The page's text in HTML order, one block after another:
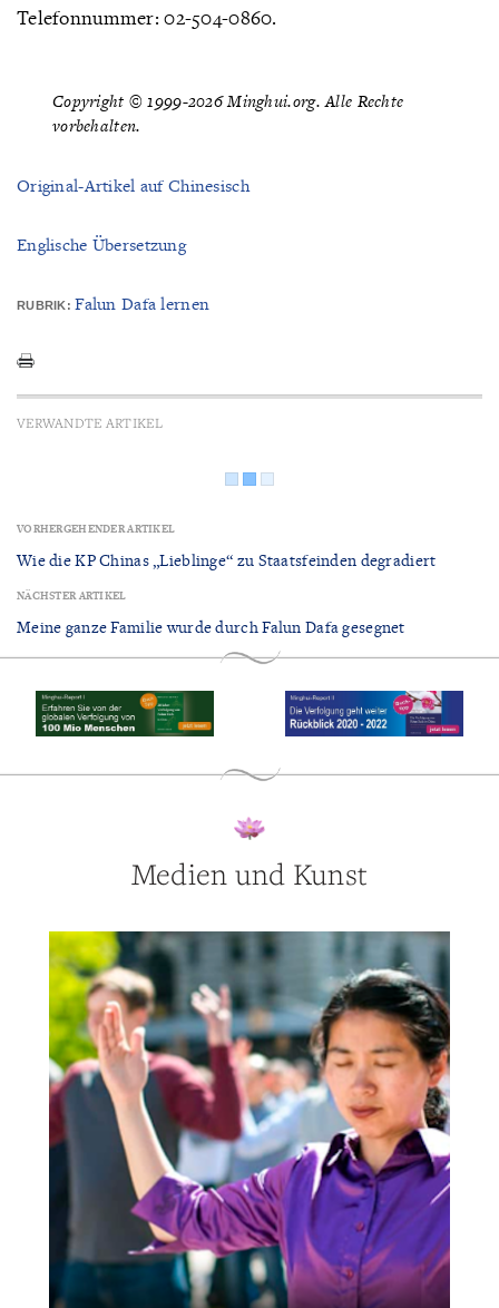
Telefonnummer: 02-504-0860.
Copyright © 1999-2026 Minghui.org. Alle Rechte
vorbehalten.
Original-Artikel auf Chinesisch
Englische Übersetzung
RUBRIK: Falun Dafa lernen
VERWANDTE ARTIKEL
VORHERGEHENDER ARTIKEL
Wie die KP Chinas „Lieblinge“ zu Staatsfeinden degradiert
NÄCHSTER ARTIKEL
Meine ganze Familie wurde durch Falun Dafa gesegnet
Medien und Kunst